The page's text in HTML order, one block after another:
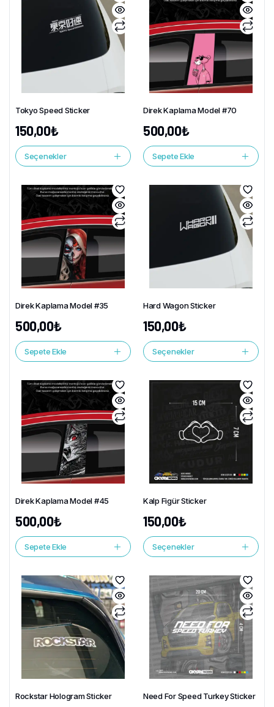
Tokyo Speed Sticker
150,00₺
Seçenekler
Direk Kaplama Model #70
500,00₺
Sepete Ekle
Direk Kaplama Model #35
500,00₺
Sepete Ekle
Hard Wagon Sticker
150,00₺
Seçenekler
Direk Kaplama Model #45
500,00₺
Sepete Ekle
Kalp Figür Sticker
150,00₺
Seçenekler
Rockstar Hologram Sticker Need For Speed Turkey Sticker